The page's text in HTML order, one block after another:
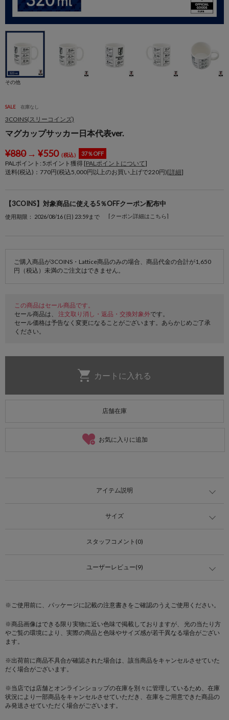
その他
SALE 在庫なし
3COINS(スリーコインズ)
マグカップサッカー日本代表ver.
¥880→ ¥550（税込） 37％OFF
PALポイント: 5ポイント獲得 [PALポイントについて]
送料(税込)：770円(税込5,000円以上のお買い上げで220円)[詳細]
【3COINS】対象商品に使える5％OFFクーポン配布中
使用期限： 2026/08/16 (日) 23:59まで [クーポン詳細はこちら]
ご購入商品が3COINS・Lattice商品のみの場合、商品代金の合計が1,650
円（税込）未満のご注文はできません。
この商品はセール商品です。
セール商品は、 注文取り消し・返品・交換対象外です。
セール価格は予告なく変更になることがございます。あらかじめご了承
ください。
店舗在庫
お気に入りに追加
アイテム説明
サイズ
スタッフコメント(0)
ユーザーレビュー(9)
※ご使用前に、パッケージに記載の注意書きをご確認のうえご使用ください。
※商品画像はできる限り実物に近い色味で掲載しておりますが、 光の当たり方
やご覧の環境により、実際の商品と色味やサイズ感が若干異なる場合がござい
ます。
※出荷前に商品不具合が確認された場合は、該当商品をキャンセルさせていた
だく場合がございます。
※当店では店舗とオンラインショップの在庫を別々に管理しているため、在庫
状況により一部商品をキャンセルさせていただき、在庫をご用意できた商品の
み発送させていただく場合がございます。